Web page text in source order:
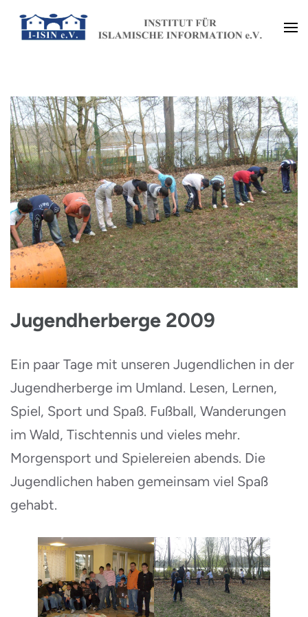
Zum
Inhalt
drücken)
Jugendherberge 2009
Ein paar Tage mit unseren Jugendlichen in der
Jugendherberge im Umland. Lesen, Lernen,
Spiel, Sport und Spaß. Fußball, Wanderungen
im Wald, Tischtennis und vieles mehr.
Morgensport und Spielereien abends. Die
Jugendlichen haben gemeinsam viel Spaß
gehabt.